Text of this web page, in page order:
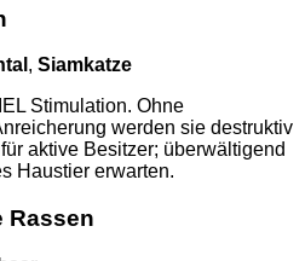
, Siamkatze
Stimulation. Ohne
werden sie destruktiv
aktive Besitzer; überwältigend
Haustier erwarten.
Rassen